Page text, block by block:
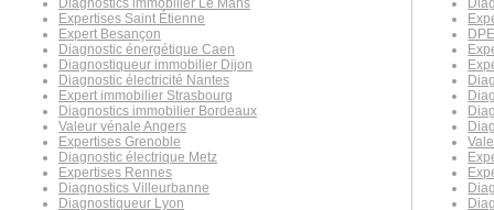
Diagnostics immobilier Le Mans
Expertises Saint Étienne
Expert Besançon
Diagnostic énergétique Caen
Diagnostiqueur immobilier Dijon
Diagnostic électricité Nantes
Expert immobilier Strasbourg
Diagnostics immobilier Bordeaux
Valeur vénale Angers
Expertises Grenoble
Diagnostic électrique Metz
Expertises Rennes
Diagnostics Villeurbanne
Diagnostiqueur Lyon